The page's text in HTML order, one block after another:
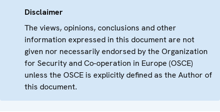
Disclaimer
The views, opinions, conclusions and other
information expressed in this document are not
given nor necessarily endorsed by the Organization
for Security and Co-operation in Europe (OSCE)
unless the OSCE is explicitly defined as the Author of
this document.